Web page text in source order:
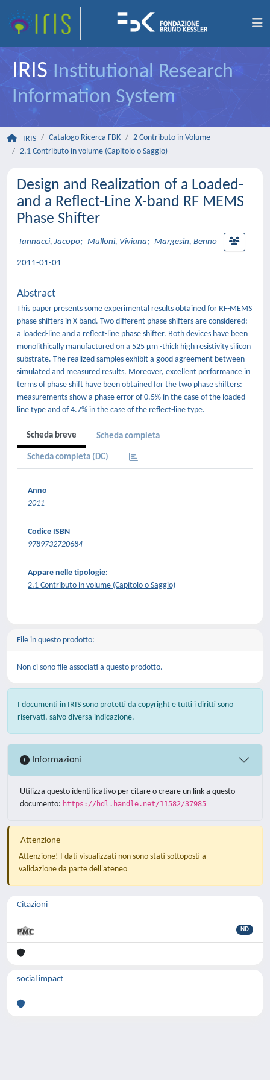
IRIS Institutional Research
Information System
IRIS Catalogo Ricerca FBK
2 Contributo in Volume
2.1 Contributo in volume (Capitolo o Saggio)
Design and Realization of a Loaded-
and a Reflect-Line X-band RF MEMS
Phase Shifter
Iannacci, Jacopo; Mulloni, Viviana; Margesin, Benno
2011-01-01
Abstract
This paper presents some experimental results obtained for RF-MEMS
phase shifters in X-band. Two different phase shifters are considered:
a loaded-line and a reflect-line phase shifter. Both devices have been
monolithically manufactured on a 525 μm -thick high resistivity silicon
substrate. The realized samples exhibit a good agreement between
simulated and measured results. Moreover, excellent performance in
terms of phase shift have been obtained for the two phase shifters:
measurements show a phase error of 0.5% in the case of the loaded-
line type and of 4.7% in the case of the reflect-line type.
Scheda breve Scheda completa
Scheda completa (DC)
Anno
2011
Codice ISBN
9789732720684
Appare nelle tipologie:
2.1 Contributo in volume (Capitolo o Saggio)
File in questo prodotto:
Non ci sono file associati a questo prodotto.
I documenti in IRIS sono protetti da copyright e tutti i diritti sono
riservati, salvo diversa indicazione.
Informazioni
Utilizza questo identificativo per citare o creare un link a questo
documento: https://hdl.handle.net/11582/37985
Attenzione
Attenzione! I dati visualizzati non sono stati sottoposti a
validazione da parte dell'ateneo
Citazioni
ND
social impact